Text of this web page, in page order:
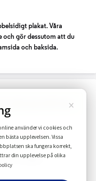
plakat. Våra
och gör dessutom att du
och baksida.
efter genomfört köp
Se vanliga frågor
1-2 veckor
×
använder vi cookies och
bästa upplevelsen. Vissa
ska fungera korrekt,
din upplevelse på olika